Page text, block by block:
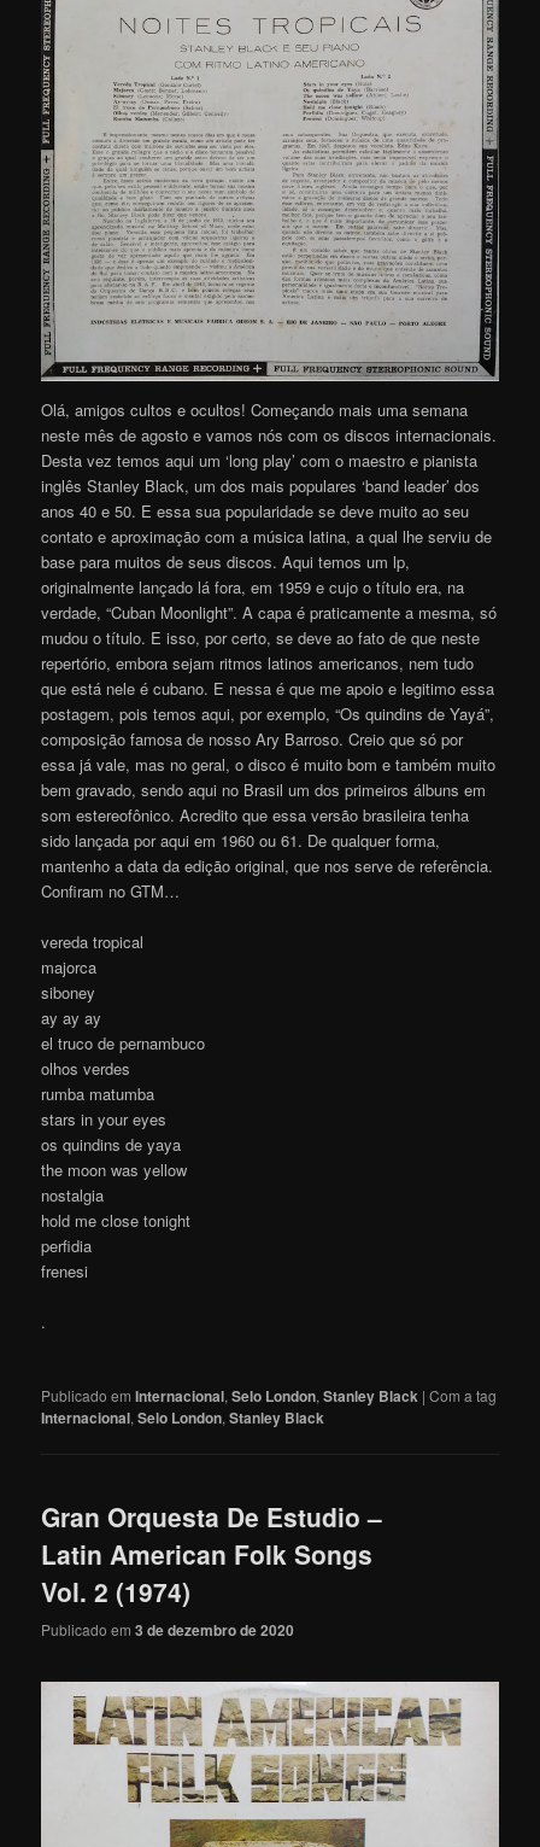
Olá, amigos cultos e ocultos! Começando mais uma semana
neste mês de agosto e vamos nós com os discos internacionais.
Desta vez temos aqui um ‘long play’ com o maestro e pianista
inglês Stanley Black, um dos mais populares ‘band leader’ dos
anos 40 e 50. E essa sua popularidade se deve muito ao seu
contato e aproximação com a música latina, a qual lhe serviu de
base para muitos de seus discos. Aqui temos um lp,
originalmente lançado lá fora, em 1959 e cujo o título era, na
verdade, “Cuban Moonlight”. A capa é praticamente a mesma, só
mudou o título. E isso, por certo, se deve ao fato de que neste
repertório, embora sejam ritmos latinos americanos, nem tudo
que está nele é cubano. E nessa é que me apoio e legitimo essa
postagem, pois temos aqui, por exemplo, “Os quindins de Yayá”,
composição famosa de nosso Ary Barroso. Creio que só por
essa já vale, mas no geral, o disco é muito bom e também muito
bem gravado, sendo aqui no Brasil um dos primeiros álbuns em
som estereofônico. Acredito que essa versão brasileira tenha
sido lançada por aqui em 1960 ou 61. De qualquer forma,
mantenho a data da edição original, que nos serve de referência.
Confiram no GTM…
vereda tropical
majorca
siboney
ay ay ay
el truco de pernambuco
olhos verdes
rumba matumba
stars in your eyes
os quindins de yaya
the moon was yellow
nostalgia
hold me close tonight
perfidia
frenesi
.
Publicado em Internacional,Selo London,Stanley Black |Com a tag
Internacional,Selo London,Stanley Black
Gran Orquesta De Estudio –
Latin American Folk Songs
Vol. 2 (1974)
Publicado em3 de dezembro de 2020